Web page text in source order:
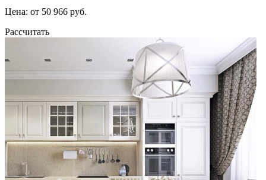
Цена: от 50 966 руб.
Рассчитать